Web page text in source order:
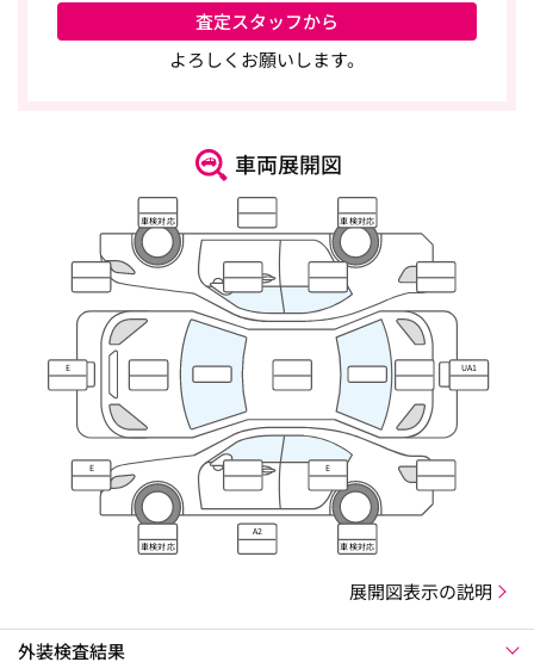
査定スタッフから
よろしくお願いします。
車両展開図
車検対応 車検対応
E UA1
E E
車検対応
A2
車検対応
展開図表示の説明
外装検査結果